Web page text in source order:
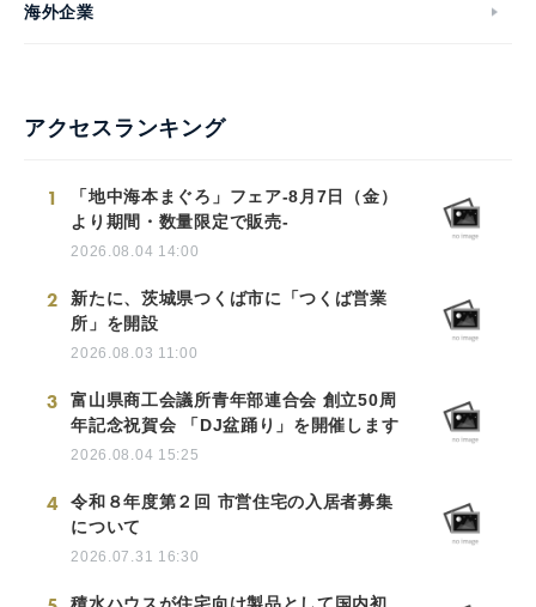
海外企業
アクセスランキング
1
「地中海本まぐろ」フェア-8月7日（金）
より期間・数量限定で販売-
2026.08.04 14:00
2
新たに、茨城県つくば市に「つくば営業
所」を開設
2026.08.03 11:00
3
富山県商工会議所青年部連合会 創立50周
年記念祝賀会 「DJ盆踊り」を開催します
2026.08.04 15:25
4
令和８年度第２回 市営住宅の入居者募集
について
2026.07.31 16:30
積水ハウスが住宅向け製品として国内初